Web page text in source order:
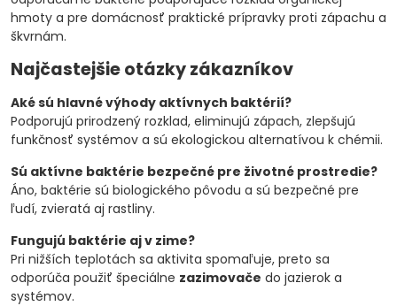
hmoty a pre domácnosť praktické prípravky proti zápachu a
škvrnám.
Najčastejšie otázky zákazníkov
Aké sú hlavné výhody aktívnych baktérií?
Podporujú prirodzený rozklad, eliminujú zápach, zlepšujú
funkčnosť systémov a sú ekologickou alternatívou k chémii.
Sú aktívne baktérie bezpečné pre životné prostredie?
Áno, baktérie sú biologického pôvodu a sú bezpečné pre
ľudí, zvieratá aj rastliny.
Fungujú baktérie aj v zime?
Pri nižších teplotách sa aktivita spomaľuje, preto sa
odporúča použiť špeciálne zazimovače do jazierok a
systémov.